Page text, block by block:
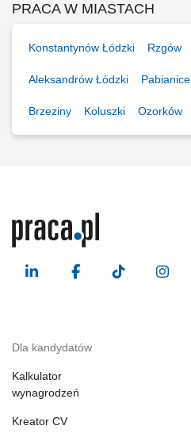
PRACA W MIASTACH
Konstantynów Łódzki Rzgów
Aleksandrów Łódzki Pabianice
Brzeziny Koluszki Ozorków
Dla kandydatów
Kalkulator
wynagrodzeń
Kreator CV